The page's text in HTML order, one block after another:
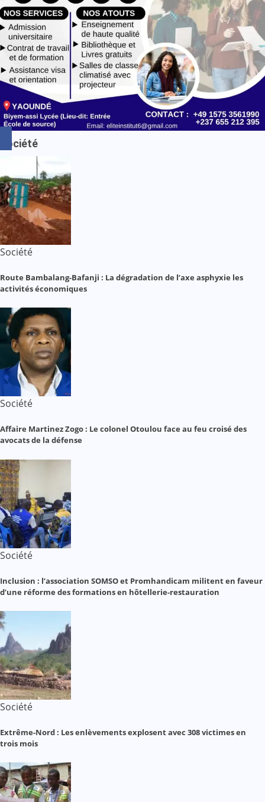
Société
Société
Route Bambalang-Bafanji : La dégradation de l’axe asphyxie les
activités économiques
Société
Affaire Martinez Zogo : Le colonel Otoulou face au feu croisé des
avocats de la défense
Société
Inclusion : l’association SOMSO et Promhandicam militent en faveur
d’une réforme des formations en hôtellerie-restauration
Société
Extrême-Nord : Les enlèvements explosent avec 308 victimes en
trois mois